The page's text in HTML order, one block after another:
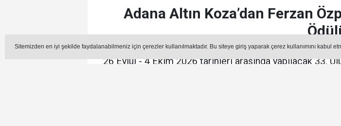
Sitemizden en iyi şekilde faydalanabilmeniz için çerezler kullanılmaktadır. Bu siteye giriş yaparak çerez kullanımını kabul
Adana Altın Koza’dan Ferzan
26 Eylül - 4 Ekim 2026 tarihleri arasında yapılacak 33.